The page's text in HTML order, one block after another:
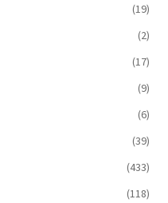
(19)
(2)
(17)
(9)
(6)
(39)
(433)
(118)